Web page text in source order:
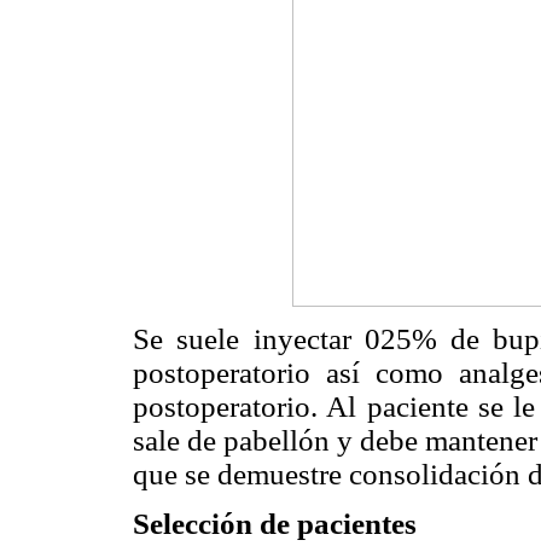
Se suele inyectar 025% de
postoperatorio así como
postoperatorio. Al paciente se
sale de pabellón y debe
que se demuestre consolidación
Selección de pacientes